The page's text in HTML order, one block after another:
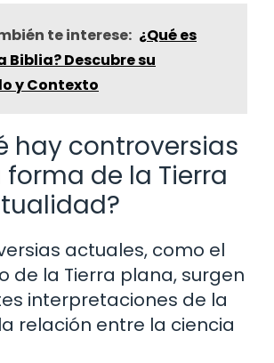
te interese: ¿Qué es
Biblia? Descubre su
y Contexto
hay controversias
de la Tierra
actuales, como el
de la Tierra plana, surgen
interpretaciones de la
relación entre la ciencia